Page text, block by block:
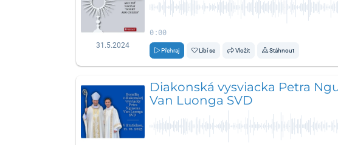
31.5.2024
0:00
Přehraj Líbí se Vložit Stáhnout
Diakonská vysviacka Petra
Van Luonga SVD